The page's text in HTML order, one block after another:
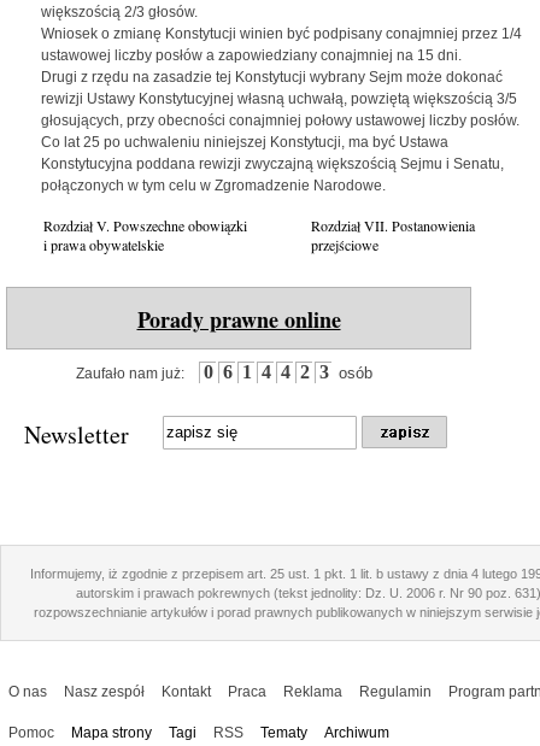
większością 2/3 głosów.
Wniosek o zmianę Konstytucji winien być podpisany conajmniej przez 1/4
ustawowej liczby posłów a zapowiedziany conajmniej na 15 dni.
Drugi z rzędu na zasadzie tej Konstytucji wybrany Sejm może dokonać
rewizji Ustawy Konstytucyjnej własną uchwałą, powziętą większością 3/5
głosujących, przy obecności conajmniej połowy ustawowej liczby posłów.
Co lat 25 po uchwaleniu niniejszej Konstytucji, ma być Ustawa
Konstytucyjna poddana rewizji zwyczajną większością Sejmu i Senatu,
połączonych w tym celu w Zgromadzenie Narodowe.
Rozdział V. Powszechne obowiązki
i prawa obywatelskie
Rozdział VII. Postanowienia
przejściowe
Porady prawne online
Zaufało nam już: 0 6 1 4 4 2 3 osób
Newsletter
Informujemy, iż zgodnie z przepisem art. 25 ust. 1 pkt. 1 lit. b ustawy z dnia 4 lutego
autorskim i prawach pokrewnych (tekst jednolity: Dz. U. 2006 r. Nr 90 poz.
rozpowszechnianie artykułów i porad prawnych publikowanych w niniejszym serwisie
O nas Nasz zespół Kontakt Praca Reklama Regulamin Program
Pomoc Mapa strony Tagi RSS Tematy Archiwum